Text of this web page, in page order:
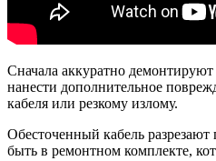
Сначала аккуратно демонтируют
нанести дополнительное
кабеля или резкому излому.
Обесточенный кабель
быть в ремонтном комплекте,